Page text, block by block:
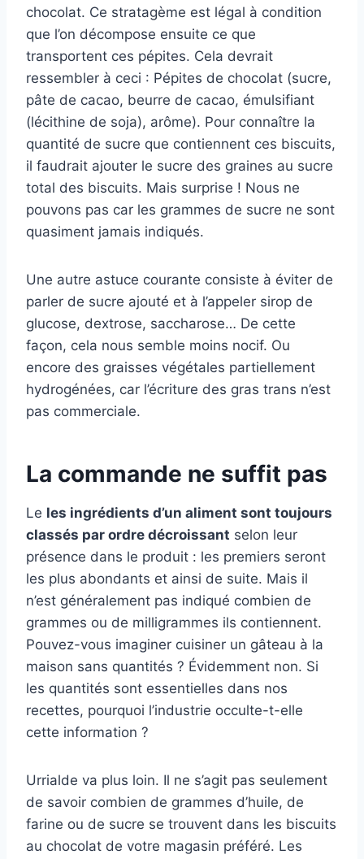
chocolat. Ce stratagème est légal à condition
que l’on décompose ensuite ce que
transportent ces pépites. Cela devrait
ressembler à ceci : Pépites de chocolat (sucre,
pâte de cacao, beurre de cacao, émulsifiant
(lécithine de soja), arôme). Pour connaître la
quantité de sucre que contiennent ces biscuits,
il faudrait ajouter le sucre des graines au sucre
total des biscuits. Mais surprise ! Nous ne
pouvons pas car les grammes de sucre ne sont
quasiment jamais indiqués.
Une autre astuce courante consiste à éviter de
parler de sucre ajouté et à l’appeler sirop de
glucose, dextrose, saccharose… De cette
façon, cela nous semble moins nocif. Ou
encore des graisses végétales partiellement
hydrogénées, car l’écriture des gras trans n’est
pas commerciale.
La commande ne suffit pas
Le les ingrédients d’un aliment sont toujours
classés par ordre décroissant selon leur
présence dans le produit : les premiers seront
les plus abondants et ainsi de suite. Mais il
n’est généralement pas indiqué combien de
grammes ou de milligrammes ils contiennent.
Pouvez-vous imaginer cuisiner un gâteau à la
maison sans quantités ? Évidemment non. Si
les quantités sont essentielles dans nos
recettes, pourquoi l’industrie occulte-t-elle
cette information ?
Urrialde va plus loin. Il ne s’agit pas seulement
de savoir combien de grammes d’huile, de
farine ou de sucre se trouvent dans les biscuits
au chocolat de votre magasin préféré. Les